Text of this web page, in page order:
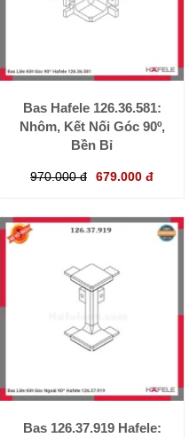
Bas Hafele 126.36.581:
Nhôm, Kết Nối Góc 90º,
Bền Bỉ
970.000 đ 679.000 đ
Bas 126.37.919 Hafele: